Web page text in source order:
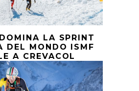
LA SPRINT
DEL MONDO ISMF
A CREVACOL